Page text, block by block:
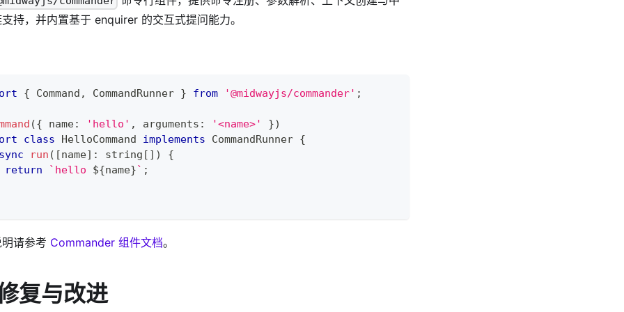
持，并内置基于 enquirer 的交互式提问能力。
{ Command , CommandRunner } from '@midwayjs/commander' ;
({ name: 'hello' , arguments : '<name>' })
class HelloCommand implements CommandRunner {
run ( [name] : string [ ] )
{
return
` hello ${name}` ;
请参考 Commander 组件文档。
复与改进